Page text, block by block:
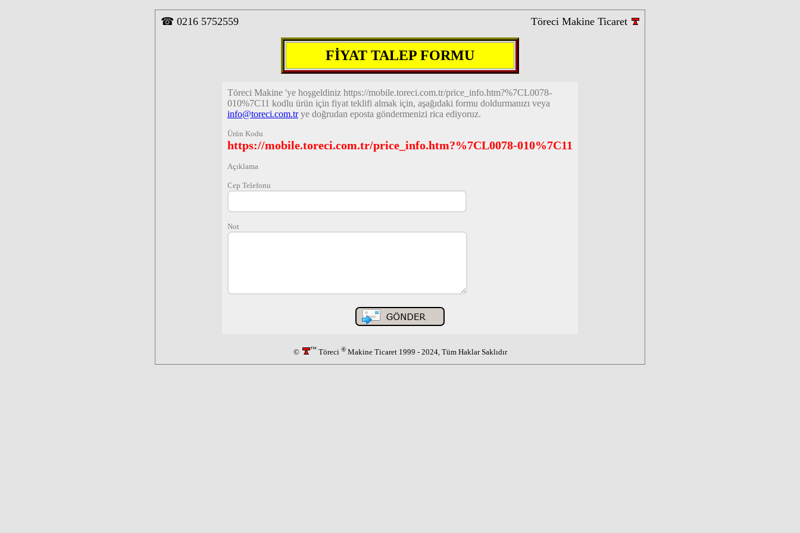
☎ 0216 5752559 Töreci Makine Ticaret
FİYAT TALEP FORMU
Töreci Makine 'ye hoşgeldiniz https://mobile.toreci.com.tr/price_info.htm?%7CL0078-
010%7C11 kodlu ürün için fiyat teklifi almak için, aşağıdaki formu doldurmanızı veya
info@toreci.com.trye doğrudan eposta göndermenizi rica ediyoruz.
Ürün Kodu
https://mobile.toreci.com.tr/price_info.htm?%7CL0078-010%7C11
Açıklama
Cep Telefonu
Not
© ™Töreci ®Makine Ticaret 1999 - 2024, Tüm Haklar Saklıdır